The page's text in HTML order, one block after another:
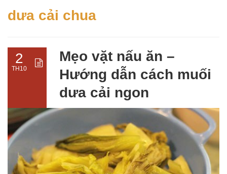
dưa cải chua
2
TH10
Mẹo vặt nấu ăn –
Hướng dẫn cách muối
dưa cải ngon